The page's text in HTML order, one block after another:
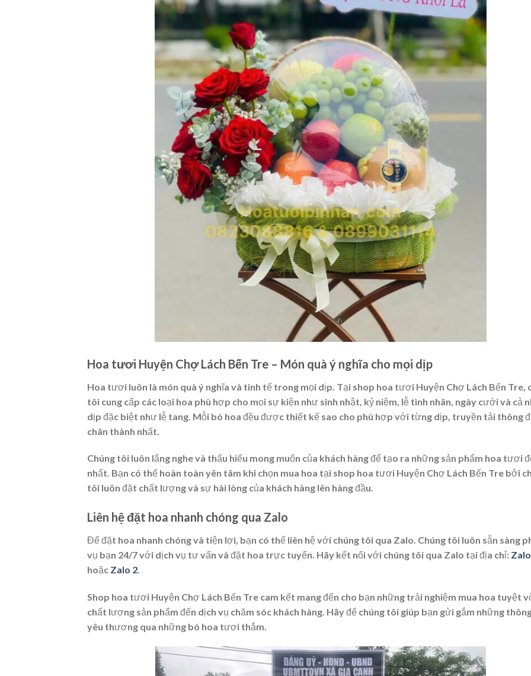
Hoa tươi Huyện Chợ Lách Bến Tre – Món quà ý nghĩa cho mọi dịp
Hoa tươi luôn là món quà ý nghĩa và tinh tế trong mọi dịp. Tại shop hoa tươi Huyện Chợ Lách Bến Tre,
tôi cung cấp các loại hoa phù hợp cho mọi sự kiện như sinh nhật, kỷ niệm, lễ tình nhân, ngày cưới và cả
dịp đặc biệt như lễ tang. Mỗi bó hoa đều được thiết kế sao cho phù hợp với từng dịp, truyền tải thông
chân thành nhất.
Chúng tôi luôn lắng nghe và thấu hiểu mong muốn của khách hàng để tạo ra những sản phẩm hoa tươi
nhất. Bạn có thể hoàn toàn yên tâm khi chọn mua hoa tại shop hoa tươi Huyện Chợ Lách Bến Tre bởi
tôi luôn đặt chất lượng và sự hài lòng của khách hàng lên hàng đầu.
Liên hệ đặt hoa nhanh chóng qua Zalo
Để đặt hoa nhanh chóng và tiện lợi, bạn có thể liên hệ với chúng tôi qua Zalo. Chúng tôi luôn sẵn sàng
vụ bạn 24/7 với dịch vụ tư vấn và đặt hoa trực tuyến. Hãy kết nối với chúng tôi qua Zalo tại địa chỉ:
hoặc Zalo 2.
Shop hoa tươi Huyện Chợ Lách Bến Tre cam kết mang đến cho bạn những trải nghiệm mua hoa tuyệt
chất lượng sản phẩm đến dịch vụ chăm sóc khách hàng. Hãy để chúng tôi giúp bạn gửi gắm những
yêu thương qua những bó hoa tươi thắm.